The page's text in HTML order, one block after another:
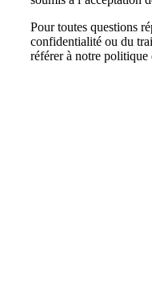
Pour toutes questions
confidentialité ou du
référer à notre